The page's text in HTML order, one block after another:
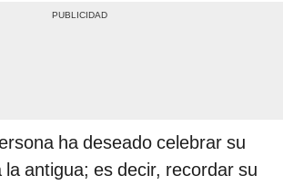
ha deseado celebrar su
antigua; es decir, recordar su